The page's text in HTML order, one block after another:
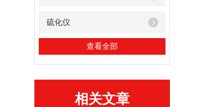
硫化仪
查看全部
相关文章